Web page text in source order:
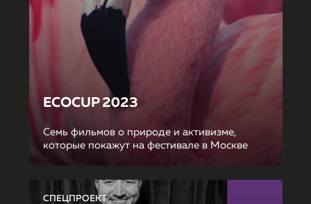
ECOCUP 2023
Семь фильмов о природе и активизме,
которые покажут на фестивале в Москве
СПЕЦПРОЕКТ